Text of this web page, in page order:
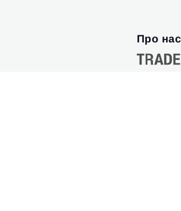
Про